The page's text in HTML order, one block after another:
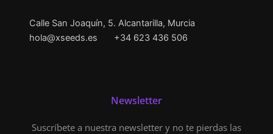
Calle San Joaquín, 5. Alcantarilla, Murcia
hola@xseeds.es
+34 623 436 506
Newsletter
Suscríbete a nuestra newsletter y no te pierdas las